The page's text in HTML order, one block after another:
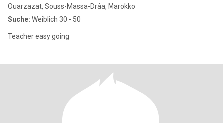
Ouarzazat, Souss-Massa-Drâa, Marokko
Suche: Weiblich 30 - 50
Teacher easy going